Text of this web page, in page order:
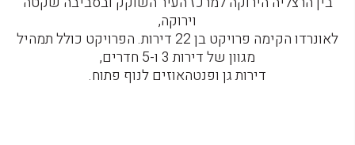
וירוקה,
לאונרדו הקימה פרויקט בן 22 דירות. הפרויקט כולל תמהיל
מגוון של דירות 3 ו-5 חדרים,
דירות גן ופנטהאוזים לנוף פתוח.